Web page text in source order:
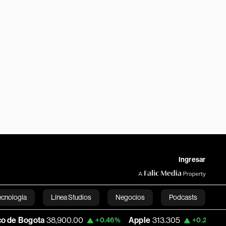
Ingresar
Línea Studios Negocios Podcasts
English
38,900.00 +0.46% Apple 313.305 +0.25% USD